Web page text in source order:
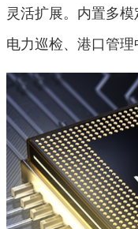
灵活扩展。内置多
电力巡检、港口管理